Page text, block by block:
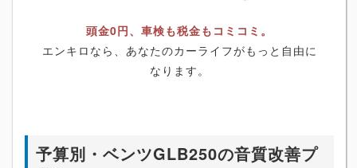
頭金0円、車検も税金もコミコミ。
エンキロなら、あなたのカーライフがもっと自由に
なります。
予算別・ベンツGLB250の音質改善プ